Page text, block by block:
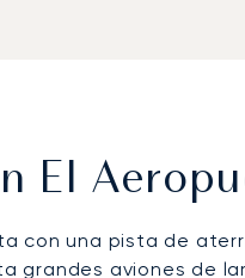
El
con una pista de
grandes aviones de